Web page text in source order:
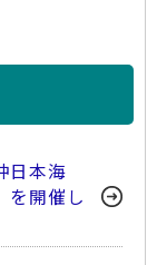
日本海
を開催し